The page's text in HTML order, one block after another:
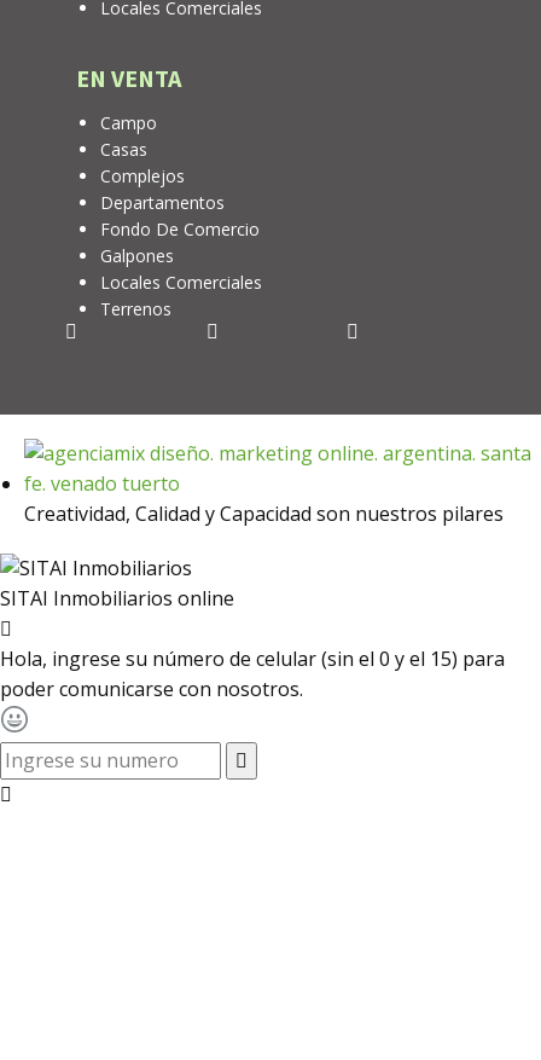
Locales Comerciales
EN VENTA
Campo
Casas
Complejos
Departamentos
Fondo De Comercio
Galpones
Locales Comerciales
Terrenos
Creatividad, Calidad y Capacidad son nuestros pilares
SITAI Inmobiliarios online
Hola, ingrese su número de celular (sin el 0 y el 15) para
poder comunicarse con nosotros.